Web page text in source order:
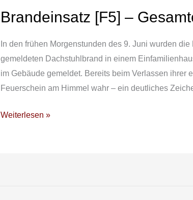
Brandeinsatz [F5] –
In den frühen Morgenstunden des 9. Juni wurden
gemeldeten Dachstuhlbrand in einem
im Gebäude gemeldet. Bereits beim Verlassen ihrer
Feuerschein am Himmel wahr – ein deutliches
Brandeinsatz
–
Gesamte
Gemeindefeuerwehr
Weiterlesen »